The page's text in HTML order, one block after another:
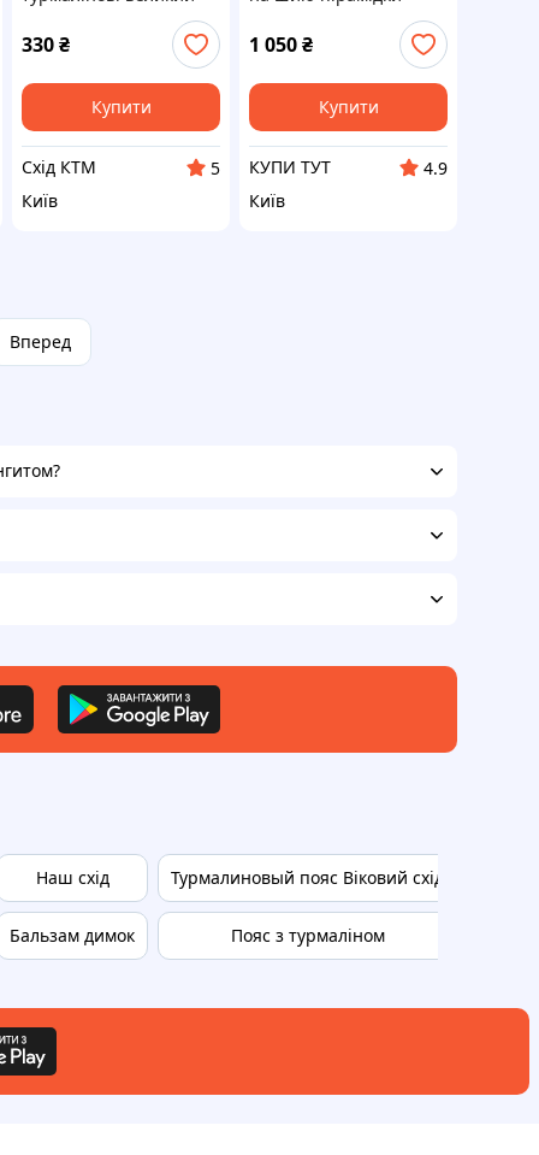
330₴
Купити
Схід КТМ
5
Київ
1 050₴
Купити
КУПИ ТУТ
4.9
Київ
Вперед
Наш схід
Бальзам димок
Турмалиновый пояс Віковий схід
Пояс з турмаліном